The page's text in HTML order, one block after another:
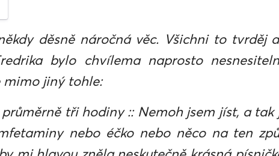
děsně náročná věc. Všichni to tvrděj
bylo chvílema naprosto
mimo jiný tohle:
tři hodiny :: Nemoh jsem jíst, a
nebo éčko nebo něco na ten